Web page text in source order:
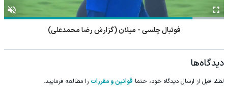
فوتبال چلسی - میلان (گزارش رضا محمدعلی)
دیدگاه‌ها
لطفا قبل از ارسال دیدگاه خود، حتما قوانین و مقررات را مطالعه فرمایید.